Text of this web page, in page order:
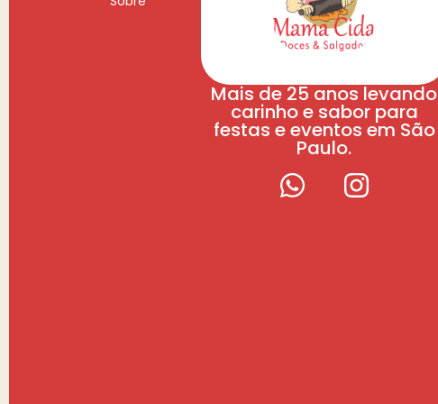
Mais de 25 anos levando
carinho e sabor para
festas e eventos em São
Paulo.